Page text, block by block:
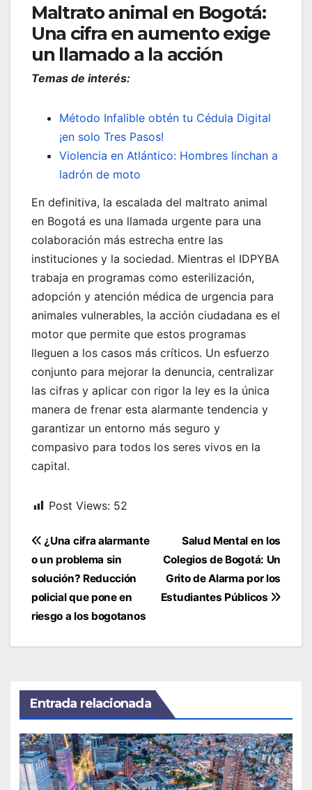
Maltrato animal en Bogotá:
Una cifra en aumento exige
un llamado a la acción
Temas de interés:
Método Infalible obtén tu Cédula Digital
¡en solo Tres Pasos!
Violencia en Atlántico: Hombres linchan a
ladrón de moto
En definitiva, la escalada del maltrato animal
en Bogotá es una llamada urgente para una
colaboración más estrecha entre las
instituciones y la sociedad. Mientras el IDPYBA
trabaja en programas como esterilización,
adopción y atención médica de urgencia para
animales vulnerables, la acción ciudadana es el
motor que permite que estos programas
lleguen a los casos más críticos. Un esfuerzo
conjunto para mejorar la denuncia, centralizar
las cifras y aplicar con rigor la ley es la única
manera de frenar esta alarmante tendencia y
garantizar un entorno más seguro y
compasivo para todos los seres vivos en la
capital.
Post Views: 52
Navegación
de
entradas
Salud Mental en los
Colegios de Bogotá: Un
Grito de Alarma por los
Estudiantes Públicos
¿Una cifra alarmante
o un problema sin
solución? Reducción
policial que pone en
riesgo a los bogotanos
Entrada relacionada